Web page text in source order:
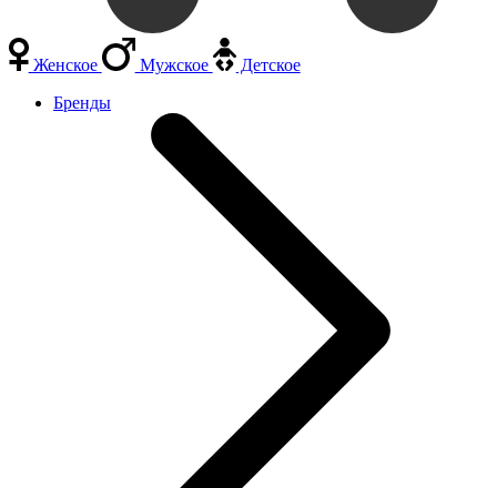
Женское Мужское
Детское
Бренды